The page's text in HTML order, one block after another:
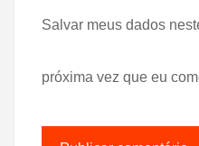
Salvar meus dados
próxima vez que eu